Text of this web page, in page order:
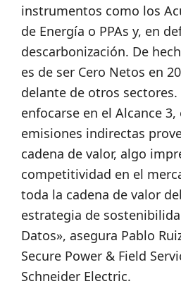
instrumentos como los
de Energía o PPAs y, en
descarbonización. De
es de ser Cero Netos en
delante de otros
enfocarse en el Alcance 3,
emisiones indirectas
cadena de valor, algo
competitividad en el
toda la cadena de valor
estrategia de
Datos», asegura Pablo
Secure Power & Field
Schneider Electric.